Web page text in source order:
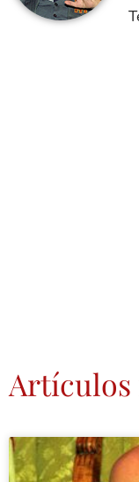
Artículos